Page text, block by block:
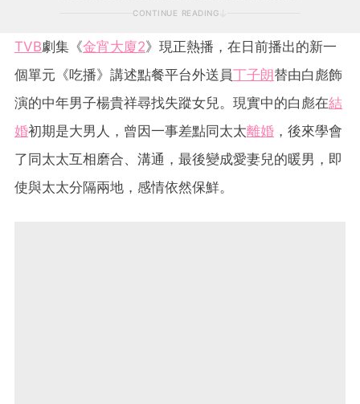
CONTINUE READING
TVB劇集《金宵大廈2》現正熱播，在日前播出的新一
個單元《吃播》講述點餐平台外送員丁子朗替由白彪飾
演的中年男子楊貴祥尋找失蹤女兒。現實中的白彪在結
婚初期是大男人，曾因一事差點同太太離婚 ，後來學會
了同太太互相磨合、溝通，最後變成愛妻兒的暖男，即
使與太太分隔兩地，感情依然保鮮。